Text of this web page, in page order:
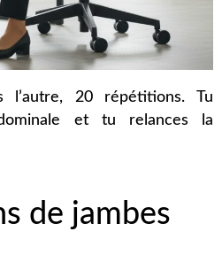
l’autre, 20 répétitions. Tu
et tu relances la
de jambes